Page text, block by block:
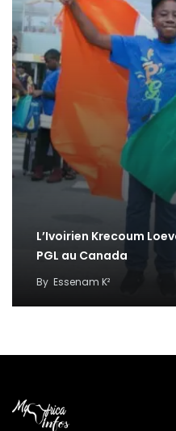
L’Ivoirien Krecoum
PGL au Canada
By Essenam K²